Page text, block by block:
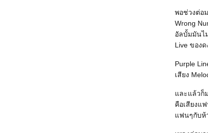
พอช่วงต่อ
Wrong
อัลบั้มมันไ
Live ของ
Purple
เสียง
ละแล้วก็ม
คือเสียงแ
ฟนๆกับห้